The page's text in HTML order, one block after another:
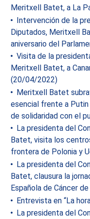
Meritxell Batet, a La
Intervención de la
Diputados, Meritxell
aniversario del
Visita de la
Meritxell Batet, a
(20/04/2022)
Meritxell Batet
esencial frente a
de solidaridad con el
La presidenta del
Batet, visita los
frontera de Polonia y
La presidenta del
Batet, clausura la
Española de Cáncer
Entrevista en “La
La presidenta del